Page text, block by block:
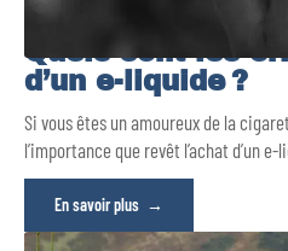
Quels sont les
d’un e-liquide ?
Si vous êtes un amoureux de la
l’importance que revêt l’achat d’un e-
En savoir plus